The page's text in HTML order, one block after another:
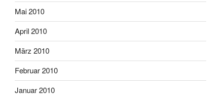
Mai 2010
April 2010
März 2010
Februar 2010
Januar 2010